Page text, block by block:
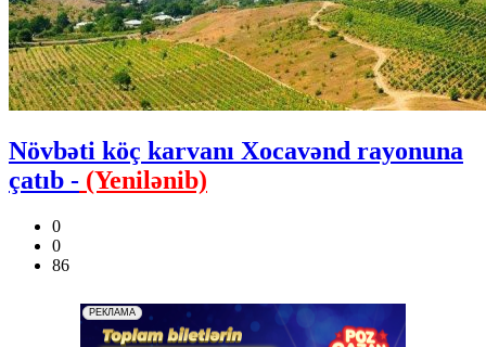
Növbəti köç karvanı Xocavənd rayonuna
çatıb - (Yenilənib)
0
0
86